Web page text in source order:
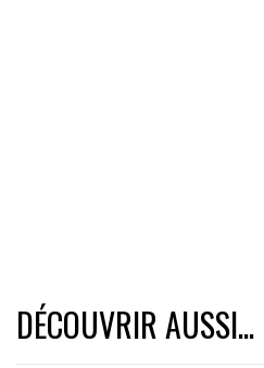
DÉCOUVRIR AUSSI...